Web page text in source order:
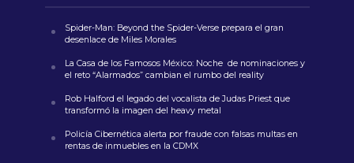
Spider-Man: Beyond the Spider-Verse prepara el gran
desenlace de Miles Morales
La Casa de los Famosos México: Noche de nominaciones y
el reto “Alarmados” cambian el rumbo del reality
Rob Halford el legado del vocalista de Judas Priest que
transformó la imagen del heavy metal
Policía Cibernética alerta por fraude con falsas multas en
rentas de inmuebles en la CDMX